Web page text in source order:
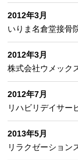
2012年3月
いりま名倉堂接骨
2012年3月
株式会社ウメック
2012年7月
リハビリデイサー
2013年5月
リラクゼーション